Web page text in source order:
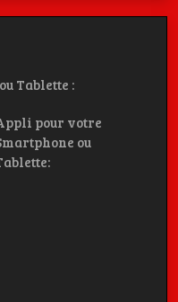
Tablette :
pour votre
ou